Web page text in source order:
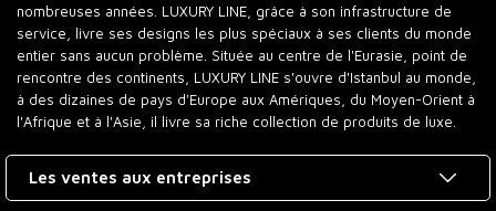
nombreuses années. LUXURY LINE, grâce à son infrastructure de
service, livre ses designs les plus spéciaux à ses clients du monde
entier sans aucun problème. Située au centre de l'Eurasie, point de
rencontre des continents, LUXURY LINE s'ouvre d'Istanbul au monde,
à des dizaines de pays d'Europe aux Amériques, du Moyen-Orient à
l'Afrique et à l'Asie, il livre sa riche collection de produits de luxe.
Les ventes aux entreprises